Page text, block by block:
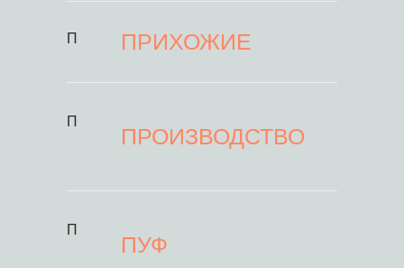
П ПРИХОЖИЕ
П
ПРОИЗВОДСТВО
П
ПУФ